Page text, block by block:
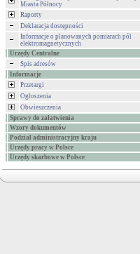
Miasta Północy
Raporty
Deklaracja dostępności
Informacje o planowanych pomiarach pól
elektromagnetycznych
Urzędy Centralne
Spis adresów
Informacje
Przetargi
Ogłoszenia
Obwieszczenia
Sprawy do załatwienia
Wzory dokumentów
Podział administracyjny kraju
Urzędy pracy w Polsce
Urzędy skarbowe w Polsce